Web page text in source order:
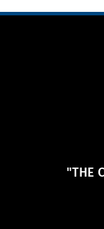
"THE